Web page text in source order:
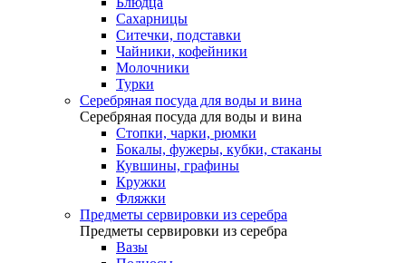
Сахарницы
Ситечки, подставки
Чайники, кофейники
Молочники
Турки
Серебряная посуда для воды и вина
Серебряная посуда для воды и вина
Стопки, чарки, рюмки
Бокалы, фужеры, кубки, стаканы
Кувшины, графины
Кружки
Фляжки
Предметы сервировки из серебра
Предметы сервировки из серебра
Вазы